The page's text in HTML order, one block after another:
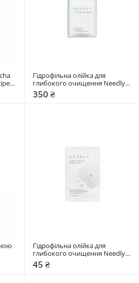
Гідрофільна олійка для
глибокого очищення Needly
30 мл
350 ₴
Гідрофільна олійка для
глибокого очищення Needly 3
мл
45 ₴